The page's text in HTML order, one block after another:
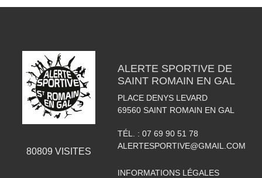
80809 VISITES
ALERTE SPORTIVE DE
SAINT ROMAIN EN GAL
PLACE DENYS LEVARD
69560 SAINT ROMAIN EN GAL
TÉL. : 07 69 90 51 78
ALERTESPORTIVE@GMAIL.COM
INFORMATIONS LÉGALES